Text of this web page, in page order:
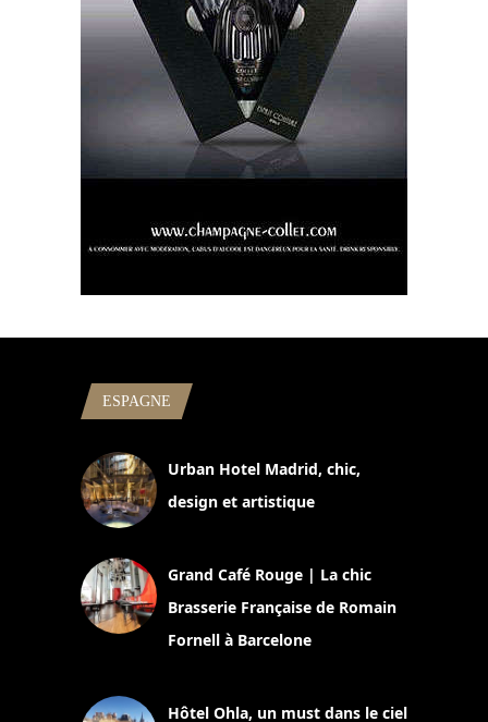
ESPAGNE
Urban Hotel Madrid, chic,
design et artistique
Grand Café Rouge | La chic
Brasserie Française de Romain
Fornell à Barcelone
Hôtel Ohla, un must dans le ciel